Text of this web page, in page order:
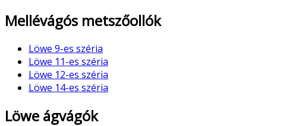
Mellévágós metszőollók
Löwe 9-es széria
Löwe 11-es széria
Löwe 12-es széria
Löwe 14-es széria
Löwe ágvágók